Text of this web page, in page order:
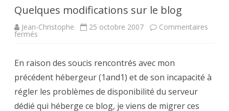
Quelques modifications sur le blog
Jean-Christophe 25 octobre 2007 Commentaires
fermés
le
blog
En raison des soucis rencontrés avec mon
précédent hébergeur (1and1) et de son incapacité à
régler les problèmes de disponibilité du serveur
dédié qui héberge ce blog, je viens de migrer ces